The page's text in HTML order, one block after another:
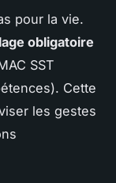
pour la vie.
obligatoire
SST
Cette
les gestes